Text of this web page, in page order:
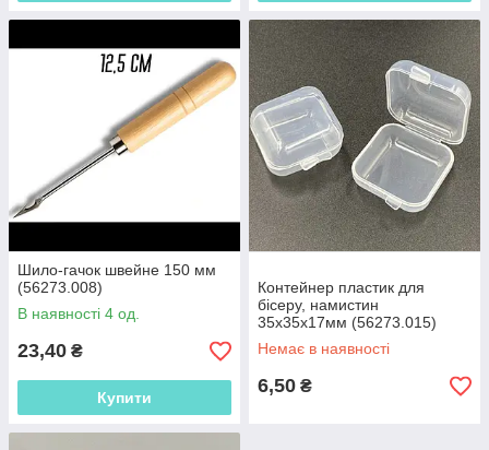
Шило-гачок швейне 150 мм
(56273.008)
В наявності 4 од.
23,40 ₴
Купити
Контейнер пластик для
бісеру, намистин
35х35х17мм (56273.015)
Немає в наявності
6,50 ₴